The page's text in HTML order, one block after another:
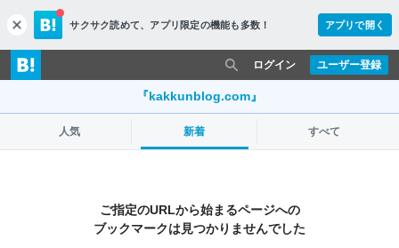
c
l
o
s
サクサク読めて、 アプリ限定の機能も多数！ アプリで開く
ユーザー登録
ログイン
『kakkunblog.com』
人気 新着 すべて
ご指定のURLから始まるページへの
ブックマークは見つかりませんでした